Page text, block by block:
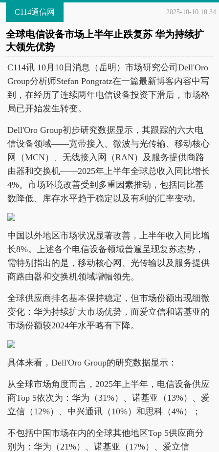
C114通信网 2025-10-10 10:34
全球电信设备市场上半年止跌复苏 华为持续扩
大领先优势
C114讯 10月10日消息（岳明）市场研究公司Dell'Oro
Group分析师Stefan Pongratz在一篇最新博客内容中写
到，在经历了连续两年电信设备投资下滑后，市场格
局已开始发生转变。
Dell'Oro Group初步研究数据显示，其跟踪的六大电
信设备领域——宽带接入、微波与光传输、移动核心
网（MCN）、无线接入网（RAN）及服务提供商路
由器和交换机——2025年上半年全球总收入同比增长
4%。市场环境改善受到多重因素推动，包括同比基
数降低、库存水平趋于稳定以及有利的汇率变动。
中国以外地区市场状况显著改善，上半年收入同比增
长8%。上述各个电信设备领域普遍呈现复苏态势，
需特别指出的是，移动核心网、光传输以及服务提供
商路由器和交换机领域增幅领先。
全球供应商排名基本保持稳定，但市场份额出现细微
变化：华为持续扩大市场优势，而爱立信和诺基亚的
市场份额较2024年水平略有下降。
具体来看，Dell'Oro Group的研究数据显示：
从全球市场角度而言，2025年上半年，电信设备供应
商Top 5依次为：华为（31%）、诺基亚（13%）、爱
立信（12%）、中兴通讯（10%）和思科（4%）；
不包括中国市场在内的全球其他地区Top 5供应商分
别为：华为（21%）、诺基亚（17%）、爱立信